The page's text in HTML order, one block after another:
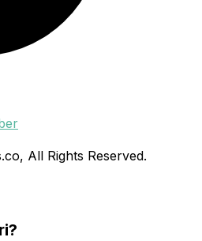
All Rights Reserved.